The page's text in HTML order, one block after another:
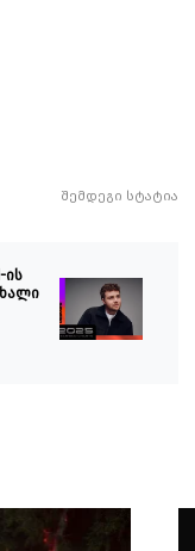
შემდეგი სტატია
ის